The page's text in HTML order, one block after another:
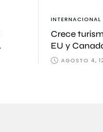
INTERNACIONAL
Crece
EU y
AGOSTO 4,